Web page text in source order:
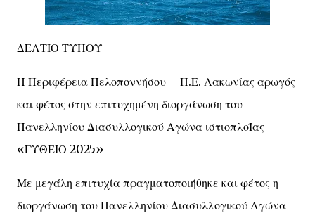
ΔΕΛΤΙΟ ΤΥΠΟΥ
Η Περιφέρεια Πελοποννήσου – Π.Ε. Λακωνίας αρωγός
και φέτος στην επιτυχημένη διοργάνωση του
Πανελληνίου Διασυλλογικού Αγώνα ιστιοπλοΪας
«ΓΥΘΕΙΟ 2025»
Με μεγάλη επιτυχία πραγματοποιήθηκε και φέτος η
διοργάνωση του Πανελληνίου Διασυλλογικού Αγώνα